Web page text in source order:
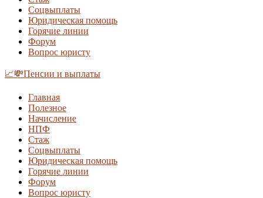
Соцвыплаты
Юридическая помощь
Горячие линии
Форум
Вопрос юристу
📈💸Пенсии и выплаты
Главная
Полезное
Начисление
НПФ
Стаж
Соцвыплаты
Юридическая помощь
Горячие линии
Форум
Вопрос юристу